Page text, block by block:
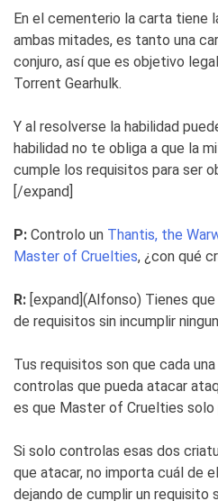
En el cementerio la carta tiene
ambas mitades, es tanto una
conjuro, así que es objetivo
Torrent Gearhulk.
Y al resolverse la habilidad
habilidad no te obliga a que la
cumple los requisitos para ser
[/expand]
P: Controlo un Thantis, the
Master of Cruelties, ¿con qué
R: [expand](Alfonso) Tienes
de requisitos sin incumplir
Tus requisitos son que cada
controlas que pueda atacar
es que Master of Cruelties solo
Si solo controlas esas dos
que atacar, no importa cuál de
dejando de cumplir un requisito